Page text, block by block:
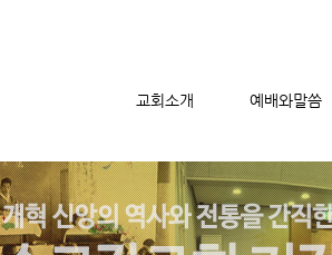
교회소개 예배와말씀
메뉴 건너뛰기